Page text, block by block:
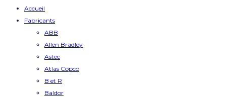
Accueil
Fabricants
ABB
Allen Bradley
Astec
Atlas Copco
B et R
Baldor